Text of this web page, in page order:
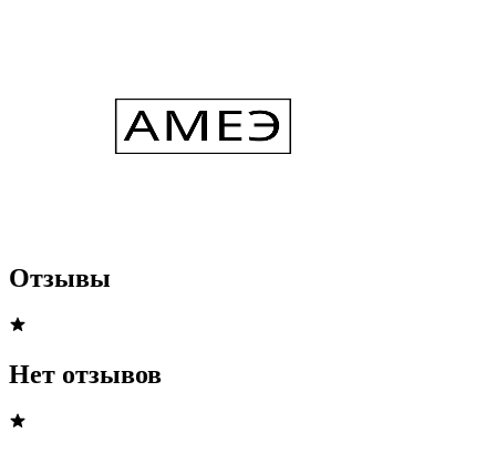
Отзывы
Нет отзывов